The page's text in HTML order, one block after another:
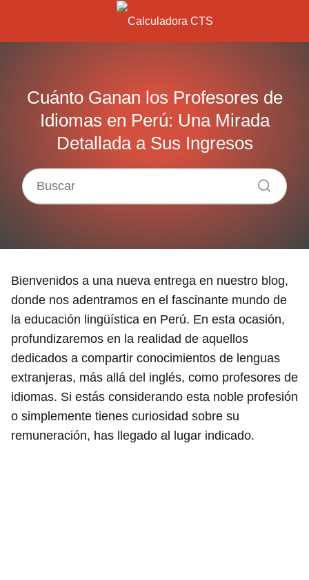
Cuánto Ganan los Profesores de
Idiomas en Perú: Una Mirada
Detallada a Sus Ingresos
Bienvenidos a una nueva entrega en nuestro blog,
donde nos adentramos en el fascinante mundo de
la educación lingüística en Perú. En esta ocasión,
profundizaremos en la realidad de aquellos
dedicados a compartir conocimientos de lenguas
extranjeras, más allá del inglés, como profesores de
idiomas. Si estás considerando esta noble profesión
o simplemente tienes curiosidad sobre su
remuneración, has llegado al lugar indicado.